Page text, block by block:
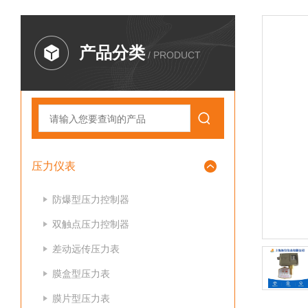
产品分类 / PRODUCT
压力仪表
防爆型压力控制器
双触点压力控制器
差动远传压力表
膜盒型压力表
膜片型压力表